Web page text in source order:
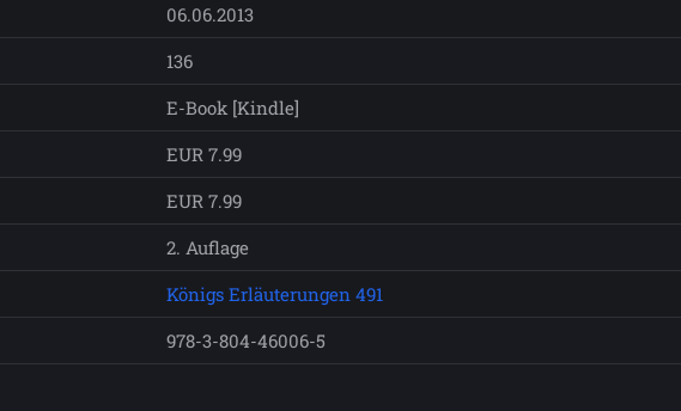
06.06.2013
136
E-Book [Kindle]
EUR 7.99
EUR 7.99
2. Auflage
Königs Erläuterungen 491
978-3-804-46006-5